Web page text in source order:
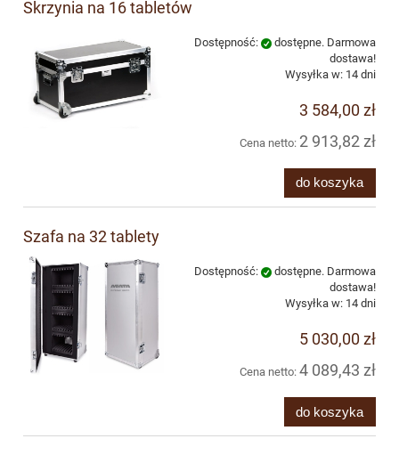
Skrzynia na 16 tabletów
Dostępność:
dostępne. Darmowa
dostawa!
Wysyłka w: 14 dni
3 584,00 zł
Cena netto: 2 913,82 zł
do koszyka
Szafa na 32 tablety
Dostępność:
dostępne. Darmowa
dostawa!
Wysyłka w: 14 dni
5 030,00 zł
Cena netto: 4 089,43 zł
do koszyka